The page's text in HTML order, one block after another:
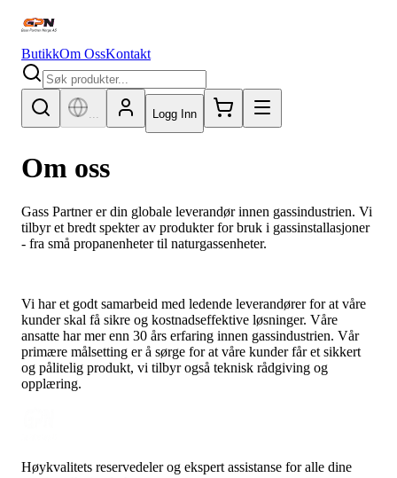
ButikkOm OssKontakt
Logg Inn
Om oss
Gass Partner er din globale leverandør innen gassindustrien. Vi
tilbyr et bredt spekter av produkter for bruk i gassinstallasjoner
- fra små propanenheter til naturgassenheter.
Vi har et godt samarbeid med ledende leverandører for at våre
kunder skal få sikre og kostnadseffektive løsninger. Våre
ansatte har mer enn 30 års erfaring innen gassindustrien. Vår
primære målsetting er å sørge for at våre kunder får et sikkert
og pålitelig produkt, vi tilbyr også teknisk rådgiving og
opplæring.
Høykvalitets reservedeler og ekspert assistanse for alle dine